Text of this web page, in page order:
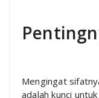
Mengingat
adalah kunci